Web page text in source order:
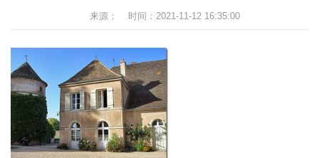
来源： 时间：2021-11-12 16:35:00